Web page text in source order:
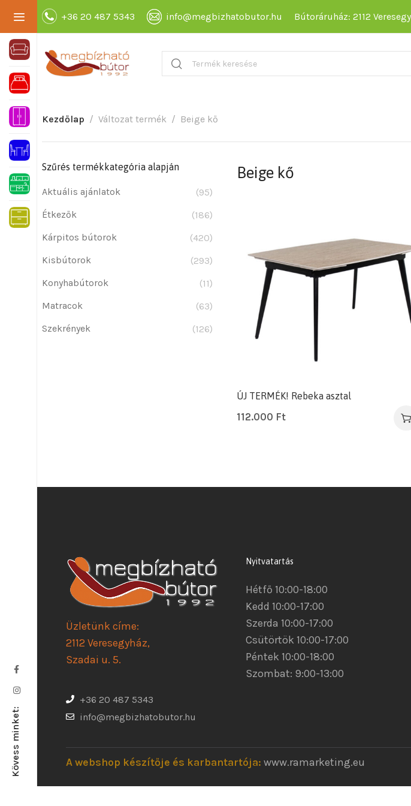
+36 20 487 5343 info@megbizhatobutor.hu Bútoráruház: 2112
Kezdőlap Változat termék Beige kő
Szűrés termékkategória alapján
Aktuális ajánlatok
(95)
Étkezők
(186)
Kárpitos bútorok
(420)
Kisbútorok
(293)
Konyhabútorok
(11)
Matracok
(63)
Szekrények
(126)
Beige kő
ÚJ TERMÉK! Rebeka asztal
112.000 Ft
Üzletünk címe:
2112 Veresegyház,
Szadai u. 5.
+36 20 487 5343
info@megbizhatobutor.hu
Nyitvatartás
Hétfő 10:00-18:00
Kedd 10:00-17:00
Szerda 10:00-17:00
Csütörtök 10:00-17:00
Péntek 10:00-18:00
Szombat: 9:00-13:00
A webshop készítője és karbantartója: www.ramarketing.eu
Kövess minket: